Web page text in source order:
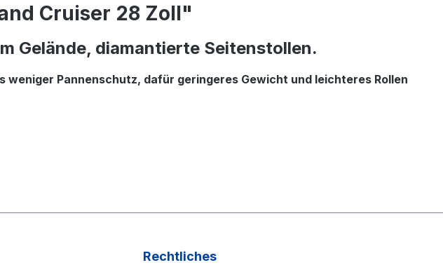
Cruiser 28 Zoll"
Gelände, diamantierte Seitenstollen.
Pannenschutz, dafür geringeres Gewicht und leichteres Rollen
Rechtliches